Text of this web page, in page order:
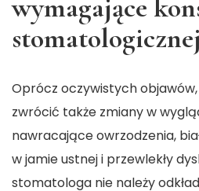
wymagające
stomatologicznej
Oprócz oczywistych
zwrócić także zmiany w
nawracające owrzodzenia,
w jamie ustnej i przewlekły
stomatologa nie należy